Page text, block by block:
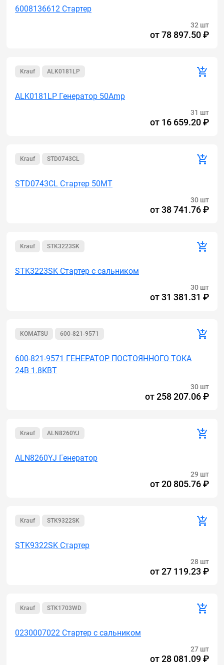
6008136612 Стартер
32 шт
от78 897.50 ₽
Krauf ALK0181LP
ALK0181LP Генератор 50Amp
31 шт
от 16 659.20 ₽
Krauf STD0743CL
STD0743CL Стартер 50MT
30 шт
от38 741.76 ₽
Krauf STK3223SK
STK3223SK Стартер с сальником
30 шт
от31 381.31 ₽
KOMATSU 600-821-9571
600-821-9571 ГЕНЕРАТОР ПОСТОЯННОГО ТОКА
24В 1.8КВТ
30 шт
от258 207.06 ₽
Krauf ALN8260YJ
ALN8260YJ Генератор
29 шт
от20 805.76 ₽
Krauf STK9322SK
STK9322SK Стартер
28 шт
от27 119.23 ₽
Krauf STK1703WD
0230007022 Стартер с сальником
27 шт
от28 081.09 ₽